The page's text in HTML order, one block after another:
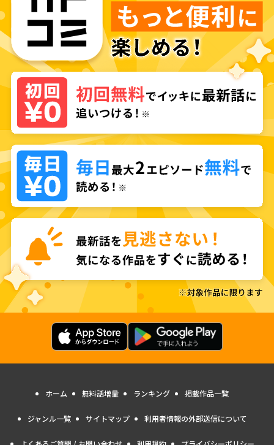
ホーム 無料話増量 ランキング 掲載作品一覧
ジャンル一覧 サイトマップ 利用者情報の外部送信について